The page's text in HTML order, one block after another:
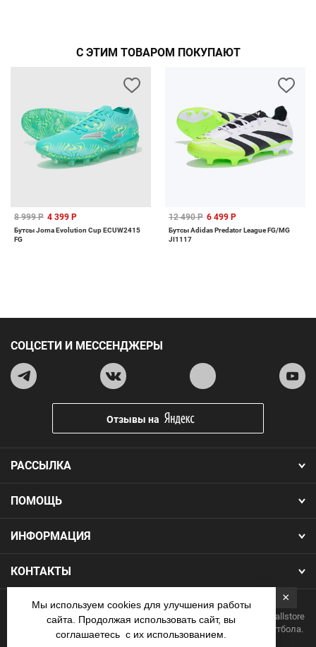
С ЭТИМ ТОВАРОМ ПОКУПАЮТ
8 999 Р 4 399 Р
Бутсы Joma Evolution Cup ECUW2415
FG
12 490 Р 6 499 Р
Бутсы Adidas Predator League FG/MG
JI1117
ПОМОЩЬ
ИНФОРМАЦИЯ
КОНТАКТЫ
РАССЫЛКА
СОЦСЕТИ И МЕССЕНДЖЕРЫ
Отзывы на
Copyright 2026.Все права защищены. Интернет-магазин Footballstore
— продажа футбольной формы, бутс, мячей и одежды для футбола.
×
Мы используем cookies для улучшения работы
сайта. Продолжая использовать сайт, вы
соглашаетесь с их использованием.